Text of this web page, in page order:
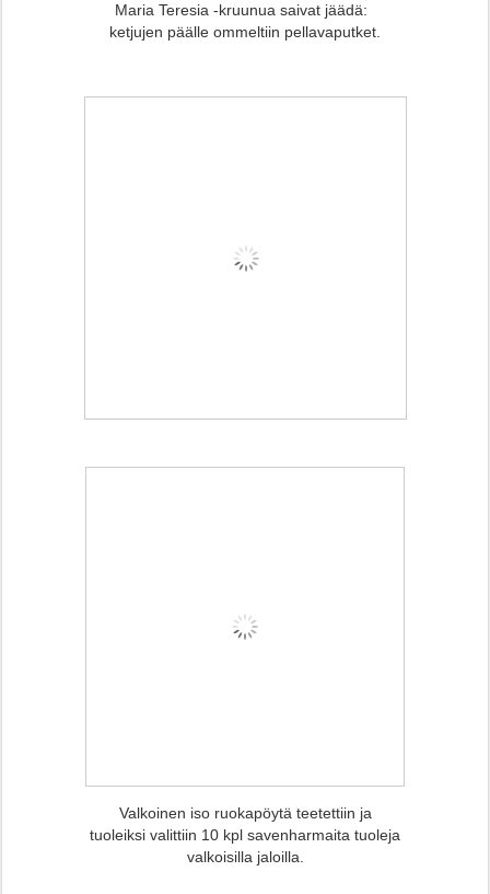
Maria Teresia -kruunua saivat jäädä:
ketjujen päälle ommeltiin pellavaputket.
Valkoinen iso ruokapöytä teetettiin ja
tuoleiksi valittiin 10 kpl savenharmaita tuoleja
valkoisilla jaloilla.